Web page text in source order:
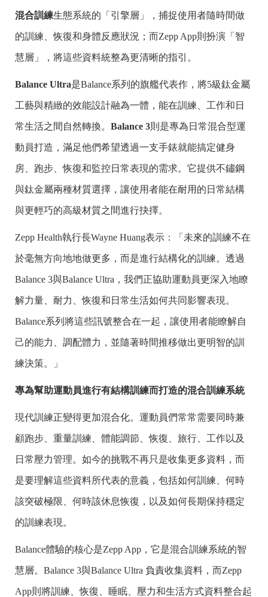
混合訓練生態系統的「引擎層」，捕捉使用者隨時間做
的訓練、恢復和身體反應狀況；而Zepp App則扮演「智
慧層」，將這些資料統整為更清晰的指引。
Balance Ultra是Balance系列的旗艦代表作，將5級鈦金屬
工藝與精緻的效能設計融為一體，能在訓練、工作和日
常生活之間自然轉換。 Balance 3則是專為日常混合型運
動員打造，滿足他們希望透過一支手錶就能搞定健身
房、跑步、恢復和監控日常表現的需求。它提供不鏽鋼
與鈦金屬兩種材質選擇，讓使用者能在耐用的日常結構
與更輕巧的高級材質之間進行抉擇。
Zepp Health執行長Wayne Huang表示：「未來的訓練不在
於毫無方向地地做更多，而是進行結構化的訓練。透過
Balance 3與Balance Ultra，我們正協助運動員更深入地瞭
解力量、耐力、恢復和日常生活如何共同影響表現。
Balance系列將這些訊號整合在一起，讓使用者能瞭解自
己的能力、調配體力，並隨著時間推移做出更明智的訓
練決策。」
專為幫助運動員進行有結構訓練而打造的混合訓練系統
現代訓練正變得更加混合化。運動員們常常需要同時兼
顧跑步、重量訓練、體能調節、恢復、旅行、工作以及
日常壓力管理。如今的挑戰不再只是收集更多資料，而
是要理解這些資料所代表的意義，包括如何訓練、何時
該突破極限、何時該休息恢復，以及如何長期保持穩定
的訓練表現。
Balance體驗的核心是Zepp App，它是混合訓練系統的智
慧層。Balance 3與Balance Ultra 負責收集資料，而Zepp
App則將訓練、恢復、睡眠、壓力和生活方式資料整合起